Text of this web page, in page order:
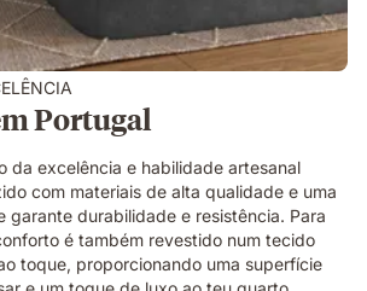
Portugal
da excelência e habilidade artesanal
com materiais de alta qualidade e uma
garante durabilidade e resistência. Para
é também revestido num tecido
toque, proporcionando uma superfície